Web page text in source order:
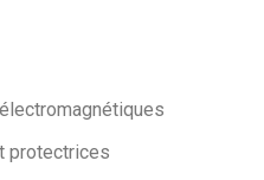
protectrices